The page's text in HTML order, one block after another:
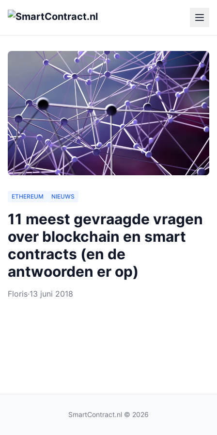
ETHEREUM NIEUWS
11 meest gevraagde vragen
over blockchain en smart
contracts (en de
antwoorden er op)
Floris·13 juni 2018
SmartContract.nl © 2026